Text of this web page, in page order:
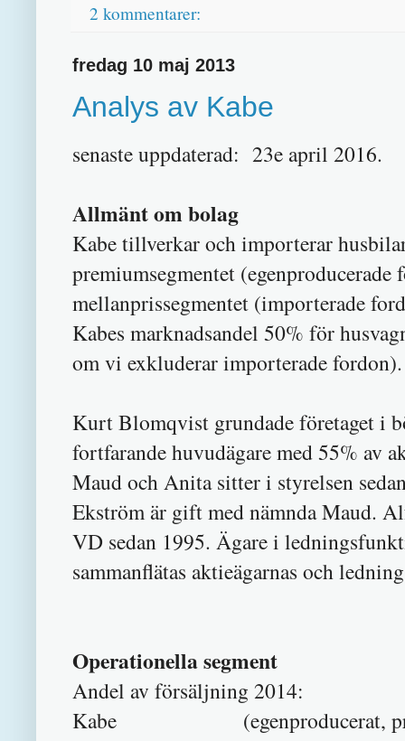
2 kommentarer:
fredag 10 maj 2013
Analys av Kabe
senaste uppdaterad: 23e april 2016.
Allmänt om bolag
Kabe tillverkar och importerar
premiumsegmentet
mellanprissegmentet (importerade
Kabes marknadsandel 50% för
om vi exkluderar importerade fordon).
Kurt Blomqvist grundade företaget i
fortfarande huvudägare med 55% av
Maud och Anita sitter i styrelsen
Ekström är gift med nämnda Maud.
VD sedan 1995. Ägare i
sammanflätas aktieägarnas och
Operationella segment
Andel av försäljning 2014:
Kabe